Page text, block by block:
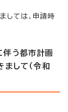
しては、申請時
伴う都市計画
して（令和